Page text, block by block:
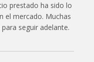
prestado ha sido lo
el mercado. Muchas
seguir adelante.